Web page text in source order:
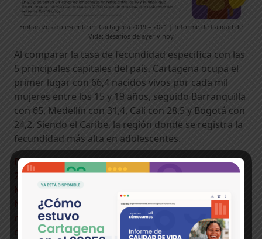
Embarazo adolescente en Cartagena 2019 – 2021 | Informe de Calidad de
Vida: desafíos de ayer y hoy
Al comparar la tasa de fecundidad especifica con las
5 principales capitales del país, Cartagena ocupa el
primer lugar con 66,4 nacidos vivos por cada mil
mujeres entre los 15 y 19 años, seguido Barranquilla
con 65, Medellín con 31,4, Cali con 28,5 y Bogotá con
24,2. Siendo el Caribe, la región donde se registra la
fecundidad más alta en adolescentes.
Para las niñas entre los 10 y 14 años, la tasa fue de
2,2 en Barranquilla, seguido Cartagena con 2,1,
Medellín con 1,5, Cali con 0,8 y Bogotá con 0,6.
Nuevamente la Arenosa y la Heroica presentan los
resultados más alarmantes, casi 4 veces mayor a la
de Bogotá.